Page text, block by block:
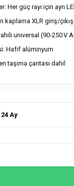
Her güç rayı için ayrı
kaplama XLR giriş/çıkış
universal (90‑250 V
Hafif alüminyum
taşıma çantası dahil
24 Ay